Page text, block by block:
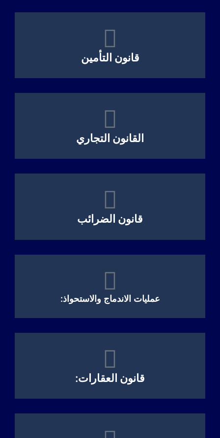
قانون التأمين
القانون التجاري
قانون الضرائب
عمليات الاندماج والاستحواذ:
قانون العقارات: